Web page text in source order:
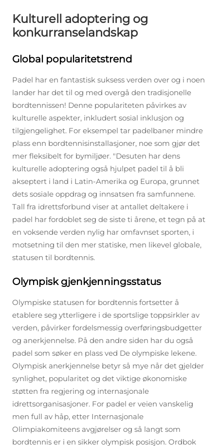
Kulturell adoptering og
konkurranselandskap
Global popularitetstrend
Padel har en fantastisk suksess verden over og i noen
lander har det til og med overgå den tradisjonelle
bordtennissen! Denne populariteten påvirkes av
kulturelle aspekter, inkludert sosial inklusjon og
tilgjengelighet. For eksempel tar padelbaner mindre
plass enn bordtennisinstallasjoner, noe som gjør det
mer fleksibelt for bymiljøer. "Desuten har dens
kulturelle adoptering også hjulpet padel til å bli
akseptert i land i Latin-Amerika og Europa, grunnet
dets sosiale oppdrag og innsatsen fra samfunnene.
Tall fra idrettsforbund viser at antallet deltakere i
padel har fordoblet seg de siste ti årene, et tegn på at
en voksende verden nylig har omfavnset sporten, i
motsetning til den mer statiske, men likevel globale,
statusen til bordtennis.
Olympisk gjenkjenningsstatus
Olympiske statusen for bordtennis fortsetter å
etablere seg ytterligere i de sportslige toppsirkler av
verden, påvirker fordelsmessig overføringsbudgetter
og anerkjennelse. På den andre siden har du også
padel som søker en plass ved De olympiske lekene.
Olympisk anerkjennelse betyr så mye når det gjelder
synlighet, popularitet og det viktige økonomiske
støtten fra regjering og internasjonale
idrettsorganisasjoner. For padel er veien vanskelig
men full av håp, etter Internasjonale
Olimpiakomiteens avgjørelser og så langt som
bordtennis er i en sikker olympisk posisjon. Ordbok